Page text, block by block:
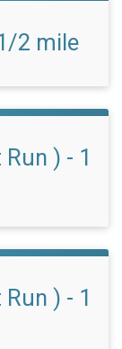
2 mile
) - 1
) - 1